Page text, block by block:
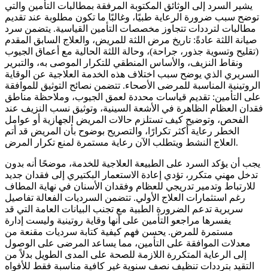
يشير السرد إلى الوثائق المكتوبة المرفقة بمطالبات التأمين والتي
توضح سبب ضرورة الرعاية طبيًا، وغالبًا ما تكون مطلوبة عند تقديم
مطالبات لترددات تتجاوز مخصصات التأمين القياسية. يتضمن سرد
صيانة اللثة عادةً: تاريخ مرض اللثة للمريض، والعلاج السابق المقدم
(تقليح وتسوية جذور، جراحة)، وحالة اللثة الحالية مع أعماق الجيوب
ونقاط النزيف، والأساس المنطقي للتكرار الموصى به، والتبرير
السريري الذي يوضح سبب اختلاف هذه الخدمة العلاجية عن الوقاية
الروتينية المناسبة للمرضى الأصحاء. تتضمن نصائح التوثيق للموافقة
على التأمين: تقديم قياسات محددة لعمق الجيوب، وملاحظة مناطق
فقدان العظام الظاهرة في الأشعة السينية، وتوثيق نسب النزيف عند
الفحص، وتوضيح كيف تستلزم حالات المريض الجهازية أو عوامل
الخطر رعاية أكثر تكرارًا، والتصريح بوضوح بأن المريض قد أتم
العلاج النشط ويتطلب الآن رعاية مستمرة لمنع تكرار المرض.
يجب أن يؤكد السرد على الطبيعة العلاجية للخدمة، موضحًا أنه بدون
تدخل مهني متكرر، تؤدي إعادة الاستعمار البكتيري إلى فقدان جديد
للارتباط وتدمير تدريجي للعظام وفقدان الأسنان في نهاية المطاف
رغم استثمارات العلاج الأولي. تتضمن السرديات الفعالة تفاصيل
سريرية تدعم الضرورة الطبية مع تجنب البيانات العامة التي قد
يفسرها مراجعو التأمين على أنها وقاية روتينية وليست إدارة
مستمرة للمرض. يحسن فهم كيفية كتابة سرديات مقنعة من
معدلات الموافقة على التأمين، مما يساعد المرضى على الوصول
إلى الرعاية المتكررة اللازمة للصحة على المدى الطويل بدلاً من
التقيد بترددات تنظيف نصف سنوية غير كافية مناسبة فقط للأفواه